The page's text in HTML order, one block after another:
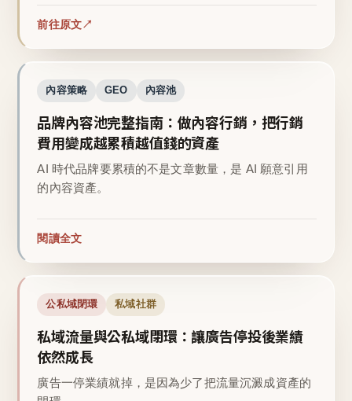
前往原文
內容策略 GEO 內容池
品牌內容池完整指南：做內容行銷，把行銷
費用變成越累積越值錢的資產
AI 時代品牌要累積的不是文章數量，是 AI 願意引用
的內容資產。
閱讀全文
公私域閉環 私域社群
私域流量與公私域閉環：讓廣告停投後業績
依然成長
廣告一停業績就掉，是因為少了把流量沉澱成資產的